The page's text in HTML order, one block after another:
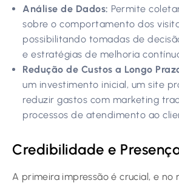
Análise de Dados: Permite
sobre o comportamento dos
possibilitando tomadas de
e estratégias de melhoria
Redução de Custos a Longo
um investimento inicial, um site
reduzir gastos com marketing
processos de atendimento ao
Credibilidade e
A primeira impressão é crucial, e no